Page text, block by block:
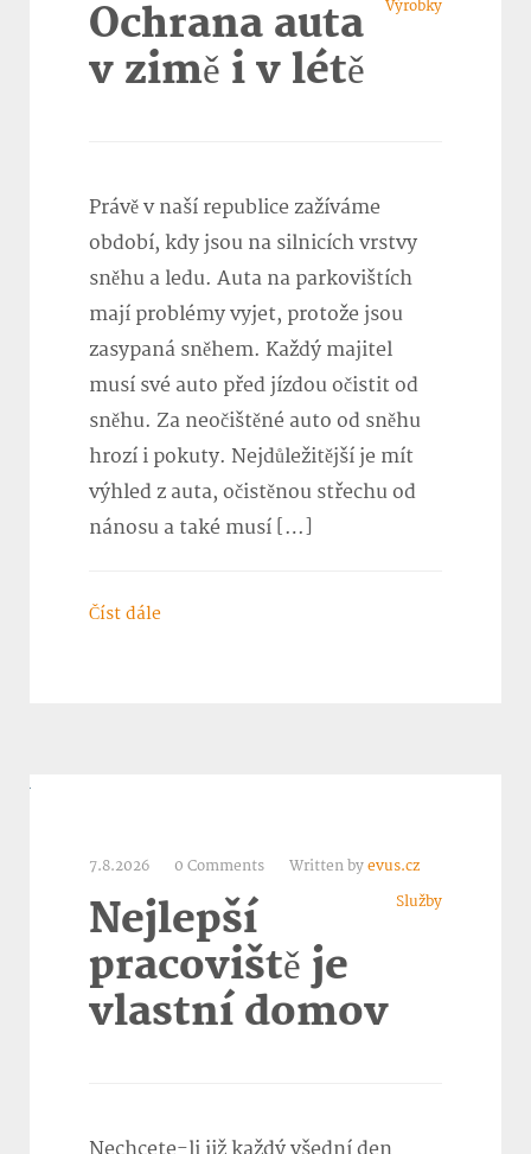
Výrobky
Ochrana auta
v zimě i v létě
Právě v naší republice zažíváme
období, kdy jsou na silnicích vrstvy
sněhu a ledu. Auta na parkovištích
mají problémy vyjet, protože jsou
zasypaná sněhem. Každý majitel
musí své auto před jízdou očistit od
sněhu. Za neočištěné auto od sněhu
hrozí i pokuty. Nejdůležitější je mít
výhled z auta, očistěnou střechu od
nánosu a také musí […]
Číst dále
7.8.2026 0 Comments Written by evus.cz
Služby
Nejlepší
pracoviště je
vlastní domov